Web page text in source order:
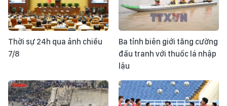
Thời sự 24h qua ảnh chiều
7/8
Ba tỉnh biên giới tăng cường
đấu tranh với thuốc lá nhập
lậu